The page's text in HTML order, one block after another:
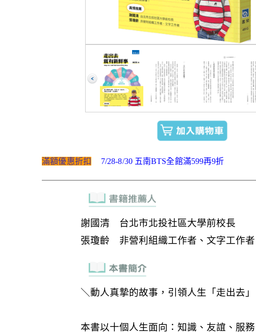
滿額優惠折扣 7/28-8/30 五南BTS全館滿599再9折